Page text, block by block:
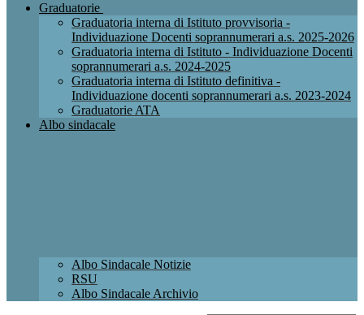
Graduatorie
Graduatoria interna di Istituto provvisoria -
Individuazione Docenti soprannumerari a.s. 2025-2026
Graduatoria interna di Istituto - Individuazione Docenti
soprannumerari a.s. 2024-2025
Graduatoria interna di Istituto definitiva -
Individuazione docenti soprannumerari a.s. 2023-2024
Graduatorie ATA
Albo sindacale
Albo Sindacale Notizie
RSU
Albo Sindacale Archivio